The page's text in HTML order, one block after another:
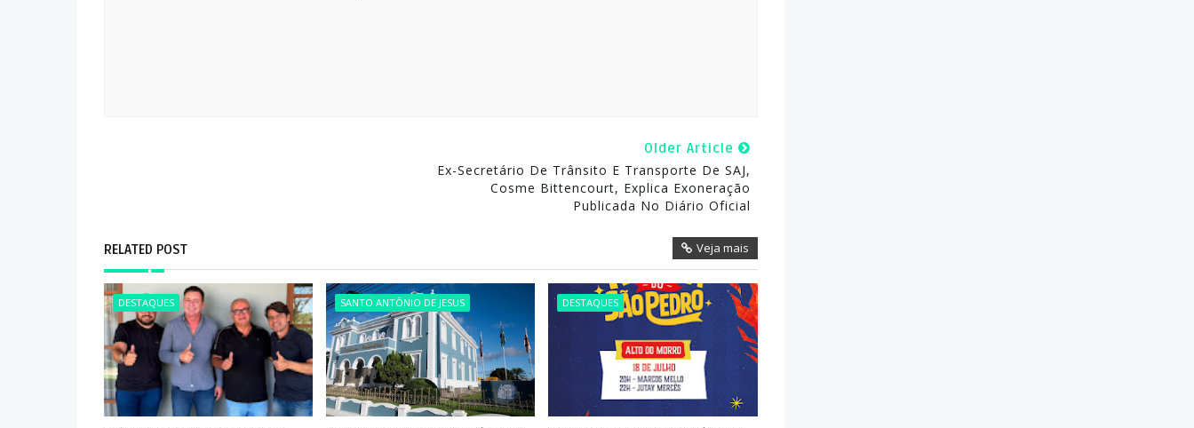
Older Article
Ex-Secretário De Trânsito E Transporte De SAJ,
Cosme Bittencourt, Explica Exoneração
Publicada No Diário Oficial
RELATED POST Veja mais
DESTAQUES SANTO ANTÔNIO DE JESUS DESTAQUES